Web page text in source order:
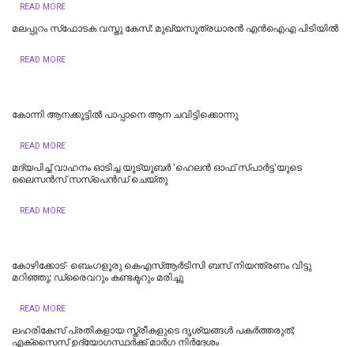
READ MORE
മലപ്പുറം സ്‌ഫോടക വസ്തു കേസ്: മുഖ്യസൂത്രധാരന്‍ എന്‍ഐഎ പിടിയില്‍
READ MORE
കോന്നി ആനക്കൂട്ടിൽ പാപ്പാനെ ആന ചവിട്ടിക്കൊന്നു
READ MORE
മദ്യപിച്ച് വാഹനം ഓടിച്ച യൂട്യൂബർ 'ഹെലൻ ഓഫ് സ്പാർട്ട'യുടെ
ലൈസൻസ് സസ്പെൻഡ് ചെയ്തു
READ MORE
കോഴിക്കോട്- ബെംഗളൂരു കെഎസ്ആര്‍ടിസി ബസ് നിയന്ത്രണം വിട്ടു
മറിഞ്ഞു; ഡ്രൈവറും കണ്ടക്ടറും മരിച്ചു
READ MORE
ലഹരികേസ് പ്രതികളായ സ്ത്രീകളുടെ ദൃശ്യങ്ങള്‍ പകര്‍ത്തരുത്;
എക്സൈസ് ഉദ്യോഗസ്ഥര്‍ക്ക് മാര്‍ഗ നിര്‍ദേശം